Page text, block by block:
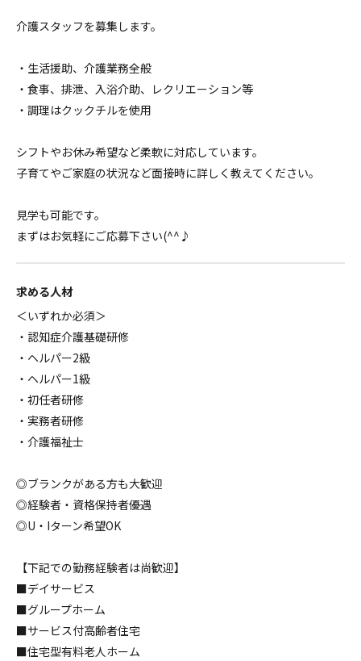
介護スタッフを募集します。
・生活援助、介護業務全般
・食事、排泄、入浴介助、レクリエーション等
・調理はクックチルを使用
シフトやお休み希望など柔軟に対応しています。
子育てやご家庭の状況など面接時に詳しく教えてください。
見学も可能です。
まずはお気軽にご応募下さい(^^♪
求める人材
＜いずれか必須＞
・認知症介護基礎研修
・ヘルパー2級
・ヘルパー1級
・初任者研修
・実務者研修
・介護福祉士
◎ブランクがある方も大歓迎
◎経験者・資格保持者優遇
◎U・Iターン希望OK
【下記での勤務経験者は尚歓迎】
■デイサービス
■グループホーム
■サービス付高齢者住宅
■住宅型有料老人ホーム